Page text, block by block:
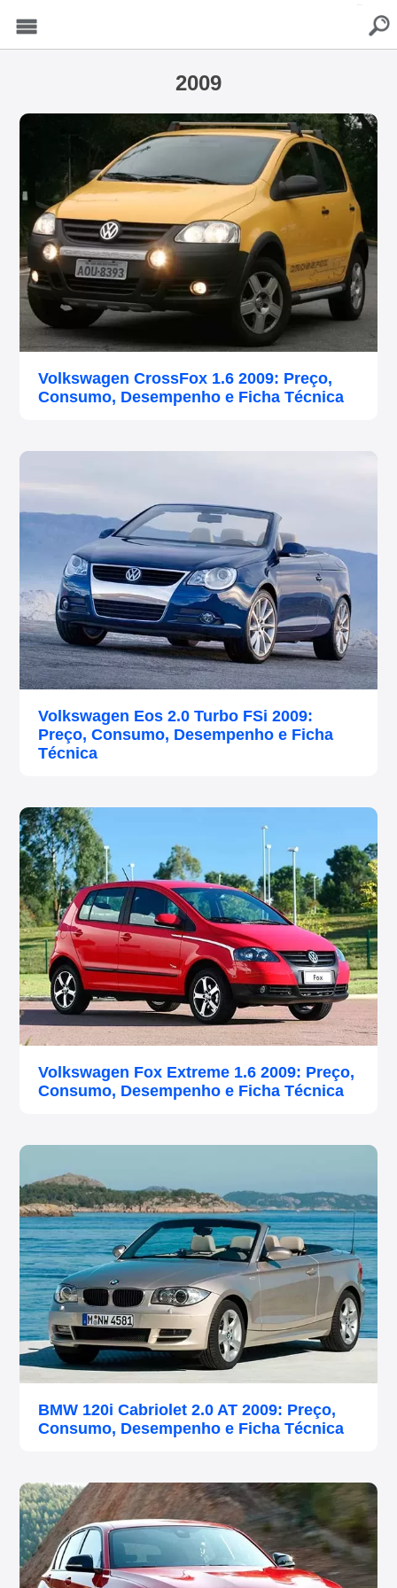
2009
Volkswagen CrossFox 1.6 2009: Preço,
Consumo, Desempenho e Ficha Técnica
Volkswagen Eos 2.0 Turbo FSi 2009:
Preço, Consumo, Desempenho e Ficha
Técnica
Volkswagen Fox Extreme 1.6 2009: Preço,
Consumo, Desempenho e Ficha Técnica
BMW 120i Cabriolet 2.0 AT 2009: Preço,
Consumo, Desempenho e Ficha Técnica